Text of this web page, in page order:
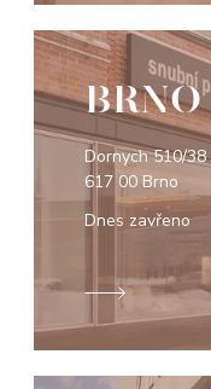
BRNO
Dornych 510/38
617 00 Brno
Dnes zavřeno